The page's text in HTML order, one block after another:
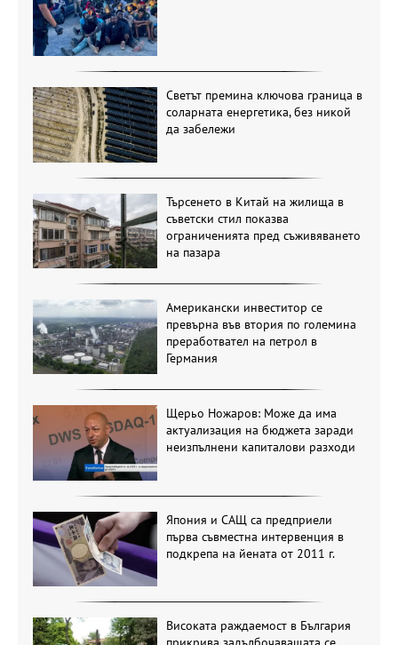
Светът премина ключова граница в
соларната енергетика, без никой
да забележи
Търсенето в Китай на жилища в
съветски стил показва
ограниченията пред съживяването
на пазара
Американски инвеститор се
превърна във втория по големина
преработвател на петрол в
Германия
Щерьо Ножаров: Може да има
актуализация на бюджета заради
неизпълнени капиталови разходи
Япония и САЩ са предприели
първа съвместна интервенция в
подкрепа на йената от 2011 г.
Високата раждаемост в България